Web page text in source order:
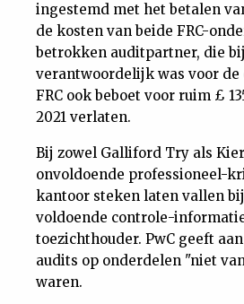
ingestemd met het betalen
de kosten van beide FRC-
betrokken auditpartner, die
verantwoordelijk was voor de
FRC ook beboet voor ruim £
2021 verlaten.
Bij zowel Galliford Try als
onvoldoende professioneel-
kantoor steken laten vallen
voldoende controle-
toezichthouder. PwC geeft
audits op onderdelen "niet
waren.